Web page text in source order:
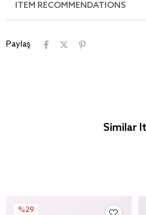
ITEM RECOMMENDATIONS
Paylaş
Similar
%29